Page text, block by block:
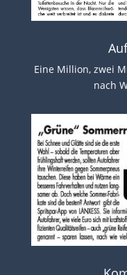
Eine Million, zwei
nach